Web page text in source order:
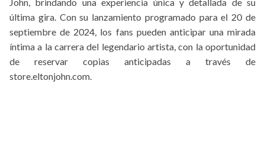
John, brindando una experiencia única y detallada de su
última gira. Con su lanzamiento programado para el 20 de
septiembre de 2024, los fans pueden anticipar una mirada
íntima a la carrera del legendario artista, con la oportunidad
de reservar copias anticipadas a través de
store.eltonjohn.com.